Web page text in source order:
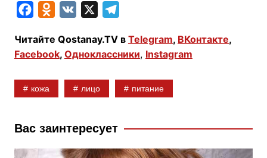
c
e
o
k
n
o
s
l
e
m
Читайте Qostanay.TV в Telegram, ВКонтакте,
Facebook, Одноклассники, Instagram
кожа лицо питание
Вас заинтересует